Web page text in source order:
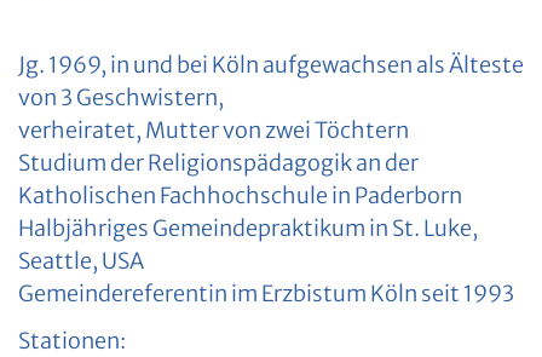
Jg. 1969, in und bei Köln aufgewachsen als Älteste
von 3 Geschwistern,
verheiratet, Mutter von zwei Töchtern
Studium der Religionspädagogik an der
Katholischen Fachhochschule in Paderborn
Halbjähriges Gemeindepraktikum in St. Luke,
Seattle, USA
Gemeindereferentin im Erzbistum Köln seit 1993
Stationen: